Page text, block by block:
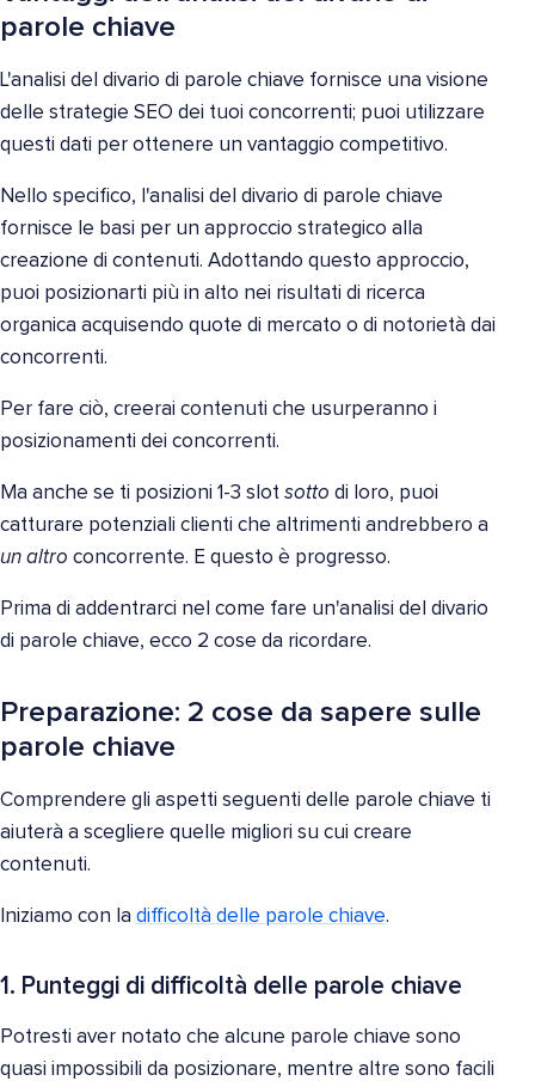
parole chiave
L'analisi del divario di parole chiave fornisce una visione
delle strategie SEO dei tuoi concorrenti; puoi utilizzare
questi dati per ottenere un vantaggio competitivo.
Nello specifico, l'analisi del divario di parole chiave
fornisce le basi per un approccio strategico alla
creazione di contenuti. Adottando questo approccio,
puoi posizionarti più in alto nei risultati di ricerca
organica acquisendo quote di mercato o di notorietà dai
concorrenti.
Per fare ciò, creerai contenuti che usurperanno i
posizionamenti dei concorrenti.
Ma anche se ti posizioni 1-3 slot sotto di loro, puoi
catturare potenziali clienti che altrimenti andrebbero a
un altro concorrente. E questo è progresso.
Prima di addentrarci nel come fare un'analisi del divario
di parole chiave, ecco 2 cose da ricordare.
Preparazione: 2 cose da sapere sulle
parole chiave
Comprendere gli aspetti seguenti delle parole chiave ti
aiuterà a scegliere quelle migliori su cui creare
contenuti.
Iniziamo con la difficoltà delle parole chiave.
1. Punteggi di difficoltà delle parole chiave
Potresti aver notato che alcune parole chiave sono
quasi impossibili da posizionare, mentre altre sono facili